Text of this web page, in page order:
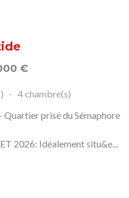
€
4 chambre(s)
Quartier prisé du Sémaphore
2026: Idéalement situ&e...